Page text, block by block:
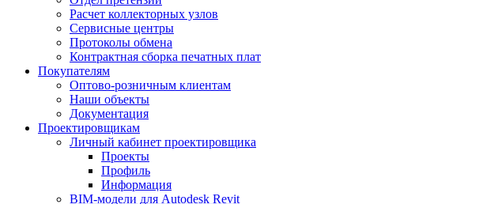
Расчет коллекторных узлов
Сервисные центры
Протоколы обмена
Контрактная сборка печатных плат
Покупателям
Оптово-розничным клиентам
Наши объекты
Документация
Проектировщикам
Личный кабинет проектировщика
Проекты
Профиль
Информация
BIM-модели для Autodesk Revit